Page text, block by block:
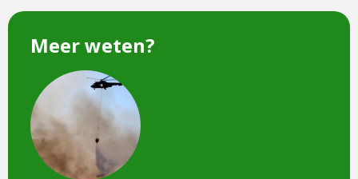
Meer weten?
een
afbeelding